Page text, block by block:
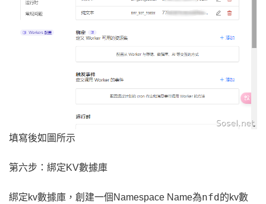
填寫後如圖所示
第六步：綁定KV數據庫
綁定kv數據庫，創建一個Namespace Name為nfd的kv數